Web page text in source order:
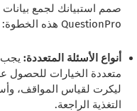
صمم استبيانك لجمع بيانات
QuestionPro هذه الخطوة:
أنواع الأسئلة المتعددة: يجب
متعددة الخيارات للحصول
ليكرت لقياس المواقف،
التغذية الراجعة.